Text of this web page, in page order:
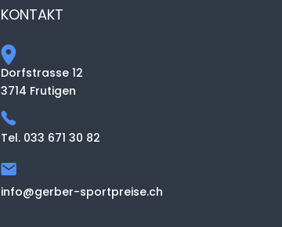
KONTAKT
Dorfstrasse 12
3714 Frutigen
Tel. 033 671 30 82
info@gerber-sportpreise.ch